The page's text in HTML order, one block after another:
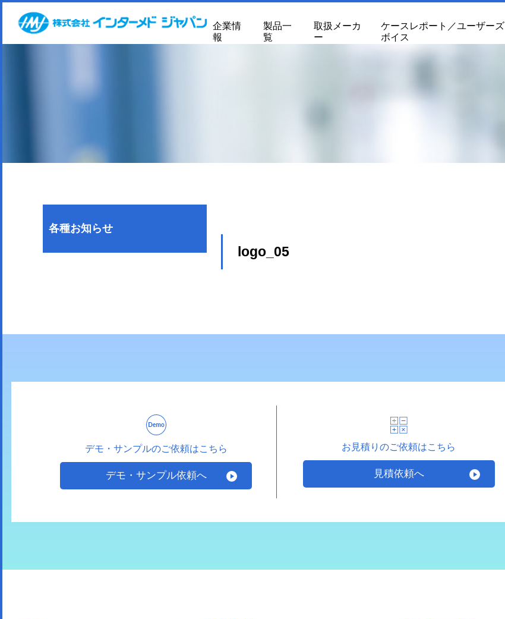
企業情
報
製品一
覧
取扱メーカ
ー
ケースレポート／ユーザーズ
ボイス
各種お知らせ
logo_05
デモ・サンプルのご依頼はこちら
デモ・サンプル依頼へ
お見積りのご依頼はこちら
見積依頼へ